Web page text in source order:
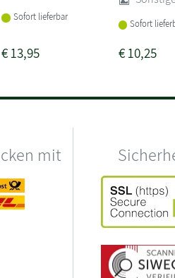
Sofort lieferbar
€13,95
Sofort
€10,25
mit